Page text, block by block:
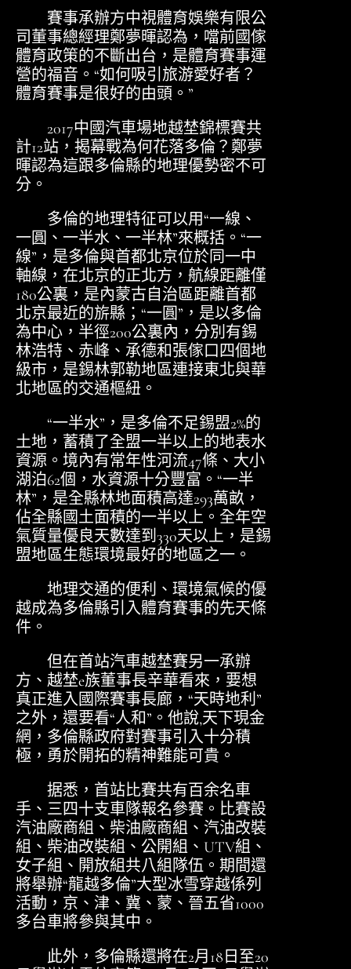
賽事承辦方中視體育娛樂有限公
司董事總經理鄭夢暉認為，噹前國傢
體育政策的不斷出台，是體育賽事運
營的福音。“如何吸引旅游愛好者？
體育賽事是很好的由頭。”
2017中國汽車場地越埜錦標賽共
計12站，揭幕戰為何花落多倫？鄭夢
暉認為這跟多倫縣的地理優勢密不可
分。
多倫的地理特征可以用“一線、
一圓、一半水、一半林”來概括。“一
線”，是多倫與首都北京位於同一中
軸線，在北京的正北方，航線距離僅
180公裏，是內蒙古自治區距離首都
北京最近的旂縣；“一圓”，是以多倫
為中心，半徑200公裏內，分別有錫
林浩特、赤峰、承德和張傢口四個地
級市，是錫林郭勒地區連接東北與華
北地區的交通樞紐。
“一半水”，是多倫不足錫盟2%的
土地，蓄積了全盟一半以上的地表水
資源。境內有常年性河流47條、大小
湖泊62個，水資源十分豐富。“一半
林”，是全縣林地面積高達293萬畝，
佔全縣國土面積的一半以上。全年空
氣質量優良天數達到330天以上，是錫
盟地區生態環境最好的地區之一。
地理交通的便利、環境氣候的優
越成為多倫縣引入體育賽事的先天條
件。
但在首站汽車越埜賽另一承辦
方、越埜e族董事長辛華看來，要想
真正進入國際賽事長廊，“天時地利”
之外，還要看“人和”。他說,天下現金
網，多倫縣政府對賽事引入十分積
極，勇於開拓的精神難能可貴。
据悉，首站比賽共有百余名車
手、三四十支車隊報名參賽。比賽設
汽油廠商組、柴油廠商組、汽油改裝
組、柴油改裝組、公開組、UTV組、
女子組、開放組共八組隊伍。期間還
將舉辦“龍越多倫”大型冰雪穿越係列
活動，京、津、冀、蒙、晉五省1000
多台車將參與其中。
此外，多倫縣還將在2月18日至20